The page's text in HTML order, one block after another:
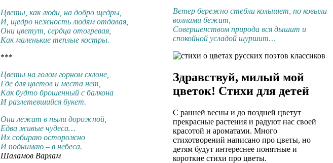
Цветы, как люди, на добро щедры,
И, щедро нежность людям отдавая,
Они цветут, сердца отогревая,
Как маленькие теплые костры.
***
Цветы на голом горном склоне,
Где для цветов и места нет,
Как будто брошенный с балкона
И разлетевшийся букет.
Они лежат в пыли дорожной,
Едва живые чудеса…
Их собираю осторожно
И поднимаю – в небеса.
Шаламов Варлам
Ветер бережно стебли колышет, по ковыли
волнами бежит,
Совершенством природа вся дышит и
спокойной усладой шуршит…
Здравствуй, милый мой
цветок! Стихи для детей
С ранней весны и до поздней цветут
прекрасные растения и радуют нас своей
красотой и ароматами. Много
стихотворений написано про цветы, но
детям будут интереснее понятные и
короткие стихи про цветы.